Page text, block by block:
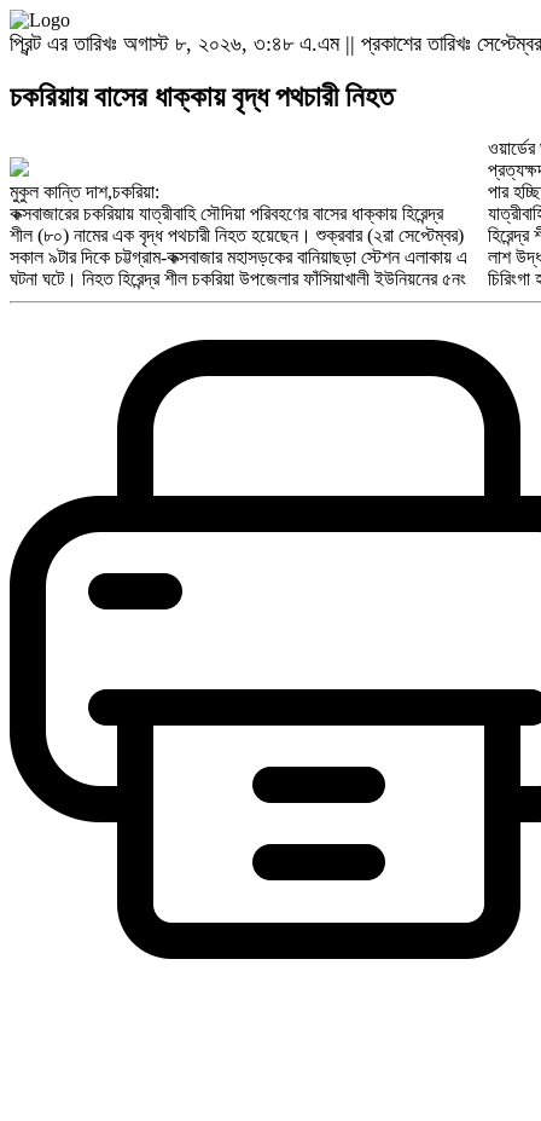
প্রিন্ট এর তারিখঃ অগাস্ট ৮, ২০২৬, ৩:৪৮ এ.এম || প্রকাশের তারিখঃ
চকরিয়ায় বাসের ধাক্কায় বৃদ্ধ পথচারী নিহত
মুকুল কান্তি দাশ,চকরিয়া:
কক্সবাজারের চকরিয়ায় যাত্রীবাহি সৌদিয়া পরিবহণের বাসের ধাক্কায় হিরেন্দ্র
শীল (৮০) নামের এক বৃদ্ধ পথচারী নিহত হয়েছেন। শুক্রবার (২রা সেপ্টেম্বর)
সকাল ৯টার দিকে চট্টগ্রাম-কক্সবাজার মহাসড়কের বানিয়াছড়া স্টেশন এলাকায় এ
ঘটনা ঘটে। নিহত হিরেন্দ্র শীল চকরিয়া উপজেলার ফাঁসিয়াখালী ইউনিয়নের ৫নং
পার
লাশ